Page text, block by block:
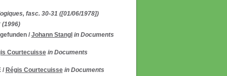
fasc. 30-31 ([01/06/1978])
(1996)
/ Johann Stangl in Documents
Courtecuisse in Documents
/ Régis Courtecuisse in Documents